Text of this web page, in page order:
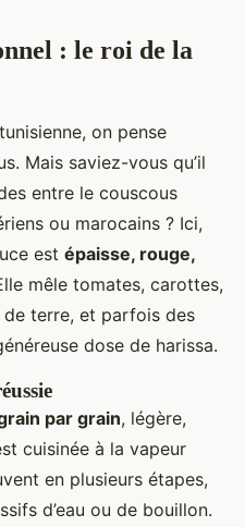
: le roi de la
on pense
Mais saviez-vous qu’il
entre le couscous
ou marocains ? Ici,
est épaisse, rouge,
mêle tomates, carottes,
terre, et parfois des
dose de harissa.
par grain, légère,
cuisinée à la vapeur
en plusieurs étapes,
d’eau ou de bouillon.